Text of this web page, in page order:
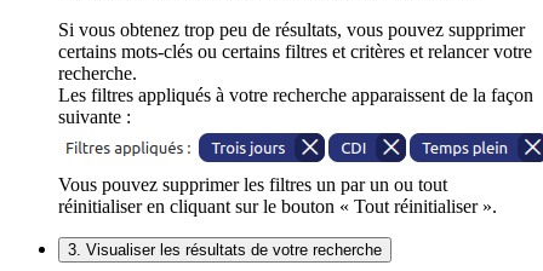
Si vous obtenez trop peu de résultats, vous pouvez supprimer
certains mots-clés ou certains filtres et critères et relancer votre
recherche.
Les filtres appliqués à votre recherche apparaissent de la façon
suivante :
Vous pouvez supprimer les filtres un par un ou tout
réinitialiser en cliquant sur le bouton « Tout réinitialiser ».
3. Visualiser les résultats de votre recherche